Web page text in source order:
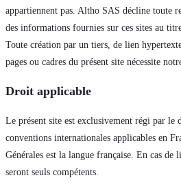
appartiennent pas. Altho SAS décline toute
des informations fournies sur ces sites au
Toute création par un tiers, de lien
pages ou cadres du présent site nécessite
Droit applicable
Le présent site est exclusivement régi par le
conventions internationales applicables en
Générales est la langue française. En cas
seront seuls compétents.